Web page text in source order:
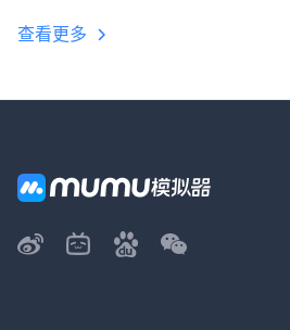
查看更多